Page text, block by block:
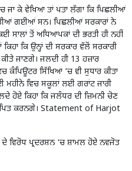
ਜਾ ਕੇ ਵੇਖਿਆ ਤਾਂ ਪਤਾ ਲੱਗਾ ਕਿ ਪਿਛਲੀਆਂ
ਗਈਆਂ ਸਨ। ਪਿਛਲੀਆਂ ਸਰਕਾਰਾਂ ਨੇ
ਸਾਲਾਂ ਤੋਂ ਅਧਿਆਪਕਾਂ ਦੀ ਭਰਤੀ ਹੀ ਨਹੀਂ
ਕਿ ਉਨ੍ਹਾਂ ਦੀ ਸਰਕਾਰ ਵੱਲੋਂ ਸਰਕਾਰੀ
ਜਾਣਗੇ। ਜਲਦੀ ਹੀ 13 ਹਜ਼ਾਰ
ਕੰਪਿਊਟਰ ਸਿੱਖਿਆ ‘ਚ ਵੀ ਸੁਧਾਰ ਕੀਤਾ
ਮਹੀਨੇ ਵਿਚ ਸਕੂਲਾਂ ਲਈ ਗਰਾਂਟ ਜਾਰੀ
ਹੋਏ ਕਿਹਾ ਕਿ ਜਲੰਧਰ ਦੀ ਜ਼ਿਮਨੀ ਚੋਣ
ਕਰਨਗੇ। Statement of Harjot
ਵਿਰੋਧ ਪ੍ਰਦਰਸ਼ਨ ‘ਚ ਸ਼ਾਮਲ ਹੋਏ ਨਵਜੋਤ